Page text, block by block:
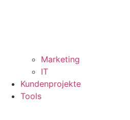
Marketing
IT
Kundenprojekte
Tools